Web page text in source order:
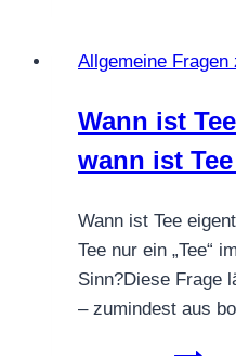
so
dir
der
Allgemeine Fragen
Wann ist
wann ist
Wann ist Tee
Tee nur ein „Tee“
Sinn?Diese Frage
– zumindest aus